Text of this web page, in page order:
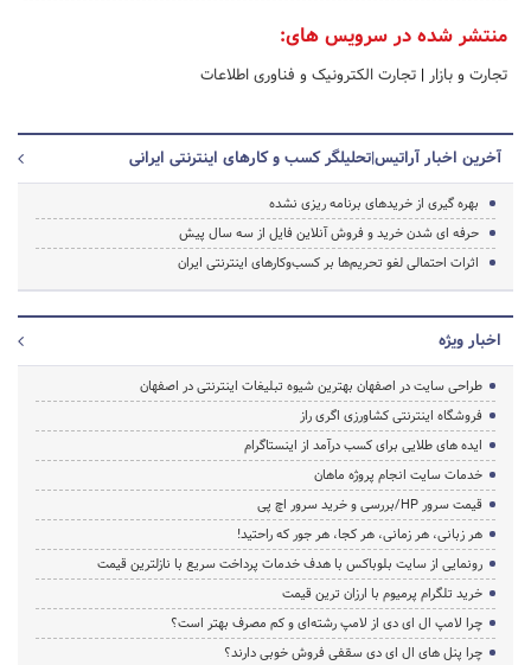
منتشر شده در سرویس های:
تجارت و بازار | تجارت الکترونیک و فناوری اطلاعات
آخرین اخبار آراتیس|تحلیلگر کسب و کارهای اینترنتی ایرانی
بهره گیری از خریدهای برنامه ریزی نشده
حرفه ای شدن خرید و فروش آنلاین فایل از سه سال پیش
اثرات احتمالی لغو تحریم‌ها بر کسب‌وکارهای اینترنتی ایران
اخبار ویژه
طراحی سایت در اصفهان بهترین شیوه تبلیغات اینترنتی در اصفهان
فروشگاه اینترنتی کشاورزی اگری راز
ایده های طلایی برای کسب درآمد از اینستاگرام
خدمات سایت انجام پروژه ماهان
قیمت سرور HP/بررسی و خرید سرور اچ پی
هر زبانی، هر زمانی، هر کجا، هر جور که راحتید!
رونمایی از سایت بلوباکس با هدف خدمات پرداخت سریع با نازلترین قیمت
خرید تلگرام پرمیوم با ارزان ترین قیمت
چرا لامپ ال ای دی از لامپ رشته‌ای و کم مصرف بهتر است؟
چرا پنل های ال ای دی سقفی فروش خوبی دارند؟